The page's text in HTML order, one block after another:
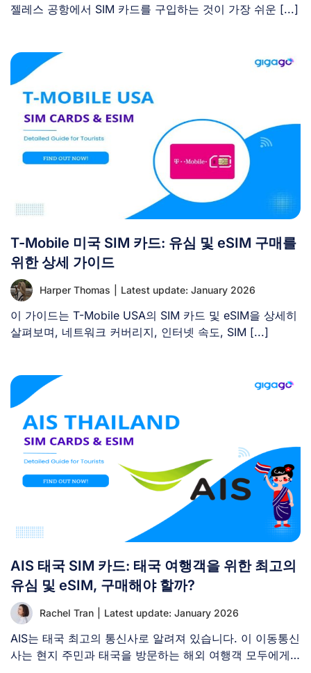
젤레스 공항에서 SIM 카드를 구입하는 것이 가장 쉬운 [...]
T-Mobile 미국 SIM 카드: 유심 및 eSIM 구매를
위한 상세 가이드
Harper Thomas Latest update: January 2026
이 가이드는 T-Mobile USA의 SIM 카드 및 eSIM을 상세히
살펴보며, 네트워크 커버리지, 인터넷 속도, SIM [...]
AIS 태국 SIM 카드: 태국 여행객을 위한 최고의
유심 및 eSIM, 구매해야 할까?
Rachel Tran Latest update: January 2026
AIS는 태국 최고의 통신사로 알려져 있습니다. 이 이동통신
사는 현지 주민과 태국을 방문하는 해외 여행객 모두에게